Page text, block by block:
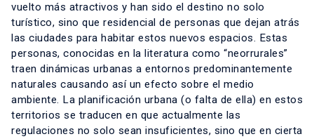
vuelto más atractivos y han sido el destino no solo
turístico, sino que residencial de personas que dejan atrás
las ciudades para habitar estos nuevos espacios. Estas
personas, conocidas en la literatura como “neorrurales”
traen dinámicas urbanas a entornos predominantemente
naturales causando así un efecto sobre el medio
ambiente. La planificación urbana (o falta de ella) en estos
territorios se traducen en que actualmente las
regulaciones no solo sean insuficientes, sino que en cierta